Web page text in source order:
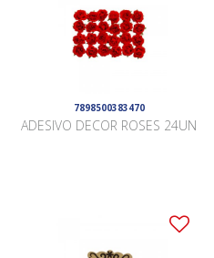
7898500383470
ADESIVO DECOR ROSES 24UN